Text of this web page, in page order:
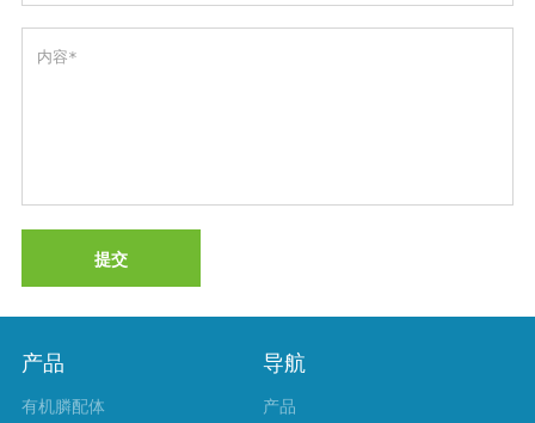
提交
产品
有机膦配体
导航
产品